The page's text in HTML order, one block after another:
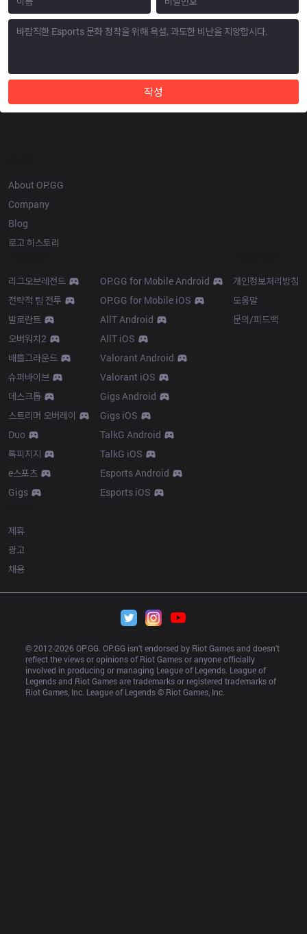
작성
About OP.GG
Company
Blog
로고 히스토리
리그오브레전드
전략적 팀 전투
발로란트
오버워치2
배틀그라운드
슈퍼바이브
데스크톱
스트리머 오버레이
Duo
톡피지지
e스포츠
Gigs
OP.GG for Mobile Android
OP.GG for Mobile iOS
AllT Android
AllT iOS
Valorant Android
Valorant iOS
Gigs Android
Gigs iOS
TalkG Android
TalkG iOS
Esports Android
Esports iOS
개인정보처리방침
도움말
문의/피드백
제휴
광고
채용
© 2012-2026 OP.GG. OP.GG isn’t endorsed by Riot Games and doesn’t
reflect the views or opinions of Riot Games or anyone officially
involved in producing or managing League of Legends. League of
Legends and Riot Games are trademarks or registered trademarks of
Riot Games, Inc. League of Legends © Riot Games, Inc.